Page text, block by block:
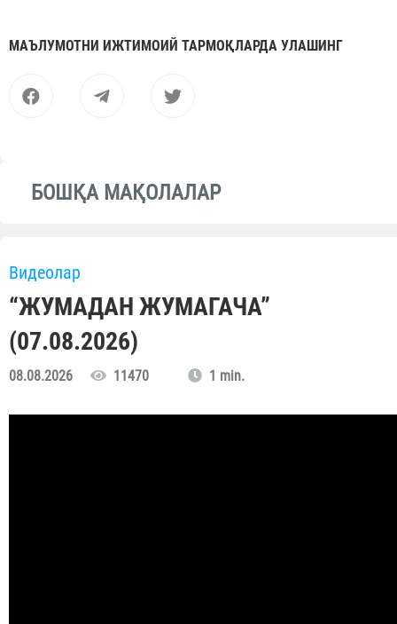
МАЪЛУМОТНИ ИЖТИМОИЙ ТАРМОҚЛАРДА УЛАШИНГ
БОШҚА МАҚОЛАЛАР
Видеолар
“ЖУМАДАН ЖУМАГАЧА”
(07.08.2026)
08.08.2026 11470 1 min.